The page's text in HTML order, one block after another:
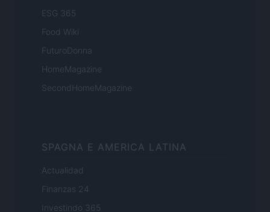
ESG 365
Food Wiki
FuturoDonna
HomeMagazine
SecondHomeMagazine
SPAGNA E AMERICA LATINA
Actualidad
Finanzas 24
Investindo 365